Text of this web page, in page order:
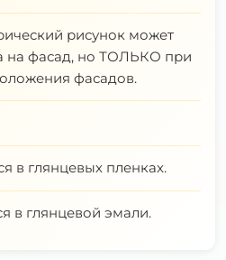
рисунок может
на фасад, но ТОЛЬКО при
фасадов.
в глянцевых пленках.
в глянцевой эмали.